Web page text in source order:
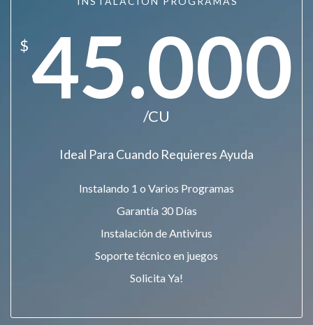
$45.000
/CU
Ideal Para Cuando Requieres Ayuda
Instalando 1 o Varios Programas
Garantía 30 Días
Instalación de Antivirus
Soporte técnico en juegos
Solicita Ya!